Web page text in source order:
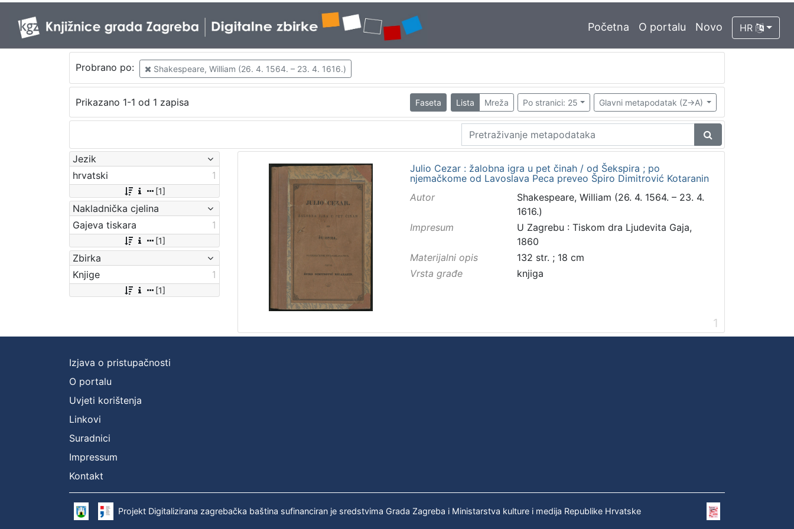
Početna O portalu Novo HR
Probrano po: Shakespeare, William (26. 4. 1564. – 23. 4. 1616.)
Prikazano 1-1 od 1 zapisa Faseta Lista Mreža Po stranici: 25 Glavni metapodatak (Z->A)
Jezik
hrvatski
1
[1]
Nakladnička cjelina
Gajeva tiskara
1
[1]
Zbirka
Knjige
1
[1]
Julio Cezar : žalobna igra u pet činah / od Šekspira ; po
njemačkome od Lavoslava Peca preveo Špiro Dimitrović Kotaranin
Autor
Shakespeare, William (26. 4. 1564. – 23. 4.
1616.)
Impresum
U Zagrebu : Tiskom dra Ljudevita Gaja,
1860
Materijalni opis
132 str. ; 18 cm
Vrsta građe
knjiga
1
Izjava o pristupačnosti
O portalu
Uvjeti korištenja
Linkovi
Suradnici
Impressum
Kontakt
Projekt Digitalizirana zagrebačka baština sufinanciran je sredstvima Grada Zagreba i Ministarstva kulture i medija Republike Hrvatske